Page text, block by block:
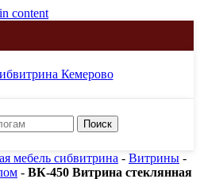
content
Поиск
мебель сибвитрина - Витрины -
- ВК-450 Витрина стеклянная